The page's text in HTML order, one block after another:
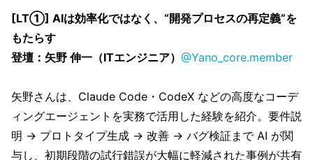
[LT①] AIは効率化ではなく、“開発プロセスの再定義”を
もたらす
登壇：矢野 伸一（ITエンジニア） @Yano_core.member
矢野さんは、Claude Code・CodeX などの高度なコーデ
ィングエージェントを実務で活用した経験を紹介。要件説
明 → プロトタイプ生成 → 改善 → バグ検証まで AI が関
与し、初期段階の試行錯誤が大幅に軽減された事例が共有